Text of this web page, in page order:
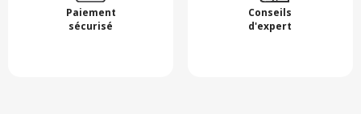
Paiement
sécurisé
Conseils
d'expert